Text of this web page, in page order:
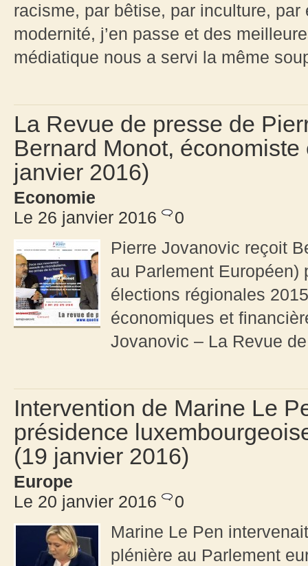
racisme, par bêtise, par inculture,
modernité, j’en passe et des
médiatique nous a servi la même
La Revue de presse de
Bernard Monot,
janvier 2016)
Economie
Le 26 janvier 2016
0
Pierre Jovanovic reçoit
au Parlement Européen)
élections régionales
économiques et
Jovanovic – La Revue
Intervention de Marine Le
présidence
(19 janvier 2016)
Europe
Le 20 janvier 2016
0
Marine Le Pen
plénière au Parlement